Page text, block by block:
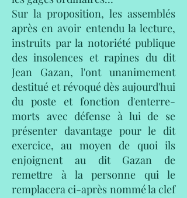
Sur la proposition, les assemblés
après en avoir entendu la lecture,
instruits par la notoriété publique
des insolences et rapines du dit
Jean Gazan, l'ont unanimement
destitué et révoqué dès aujourd'hui
du poste et fonction d'enterre-
morts avec défense à lui de se
présenter davantage pour le dit
exercice, au moyen de quoi ils
enjoignent au dit Gazan de
remettre à la personne qui le
remplacera ci-après nommé la clef